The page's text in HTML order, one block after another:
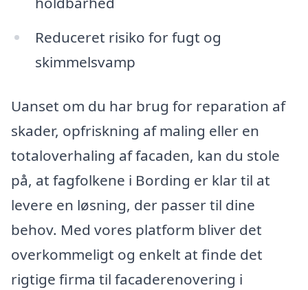
Reduceret risiko for fugt og
skimmelsvamp
Uanset om du har brug for reparation af
skader, opfriskning af maling eller en
totaloverhaling af facaden, kan du stole
på, at fagfolkene i Bording er klar til at
levere en løsning, der passer til dine
behov. Med vores platform bliver det
overkommeligt og enkelt at finde det
rigtige firma til facaderenovering i